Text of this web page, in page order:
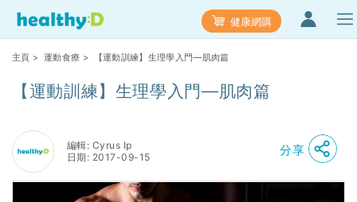
健康網購
主頁 > 運動食療 > 【運動訓練】生理學入門—肌肉篇
【運動訓練】生理學入門—肌肉篇
編輯: Cyrus Ip
日期: 2017-09-15
分享